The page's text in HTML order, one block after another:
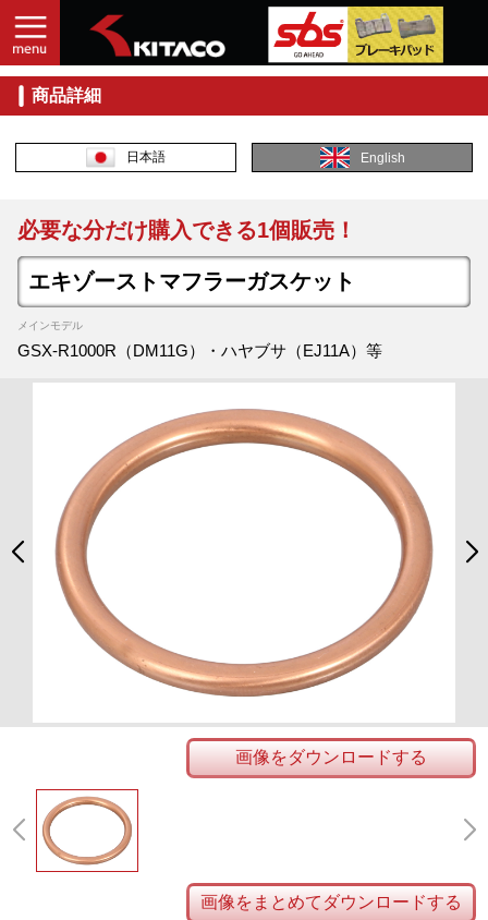
商品詳細
日本語 English
必要な分だけ購入できる1個販売！
エキゾーストマフラーガスケット
メインモデル
GSX-R1000R（DM11G）・ハヤブサ（EJ11A）等
画像をダウンロードする
画像をまとめてダウンロードする